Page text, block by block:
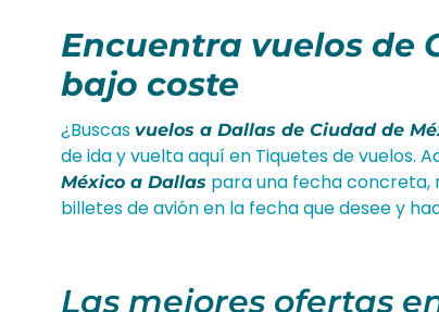
Encuentra vuelos de
bajo coste
¿Buscas vuelos a Dallas de Ciudad de
de ida y vuelta aquí en Tiquetes de vuelos.
México a Dallas para una fecha concreta,
billetes de avión en la fecha que desee y
Las mejores ofertas